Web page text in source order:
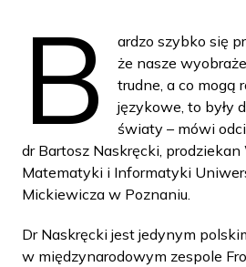
B
ardzo szybko się
że nasze
trudne, a co mogą
językowe, to były
światy – mówi
dr Bartosz Naskręcki, prodziekan
Matematyki i Informatyki
Mickiewicza w Poznaniu.
Dr Naskręcki jest jedynym
w międzynarodowym zespole